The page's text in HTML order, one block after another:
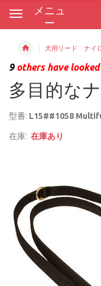
メニュ
ー
犬用リード ナイ
9others have
多目的な
型番: L15##1058
在庫: 在庫あり